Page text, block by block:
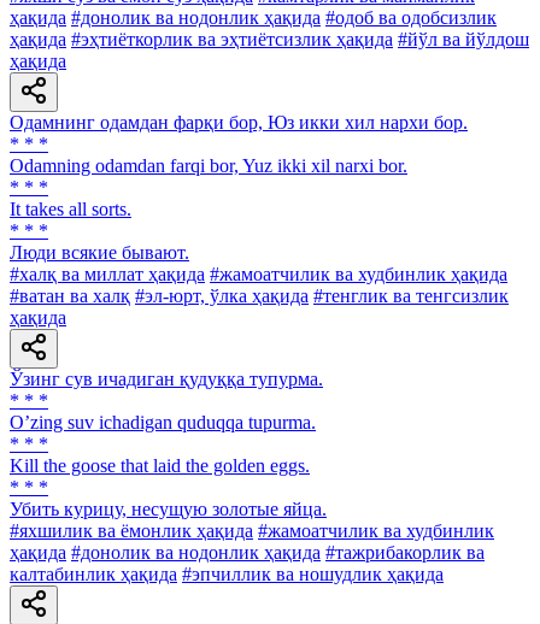
ҳақида #донолик ва нодонлик ҳақида #одоб ва одобсизлик
ҳақида #эҳтиёткорлик ва эҳтиётсизлик ҳақида #йўл ва йўлдош
ҳақида
Одамнинг одамдан фарқи бор, Юз икки хил нархи бор.
* * *
Odamning odamdan farqi bor, Yuz ikki xil narxi bor.
* * *
It takes all sorts.
* * *
Люди всякие бывают.
#халқ ва миллат ҳақида #жамоатчилик ва худбинлик ҳақида
#ватан ва халқ #эл-юрт, ўлка ҳақида #тенглик ва тенгсизлик
ҳақида
Ўзинг сув ичадиган қудуққа тупурма.
* * *
Oʼzing suv ichadigan quduqqa tupurma.
* * *
Kill the goose that laid the golden eggs.
* * *
Убить курицу, несущую золотые яйца.
#яхшилик ва ёмонлик ҳақида #жамоатчилик ва худбинлик
ҳақида #донолик ва нодонлик ҳақида #тажрибакорлик ва
калтабинлик ҳақида #эпчиллик ва ношудлик ҳақида